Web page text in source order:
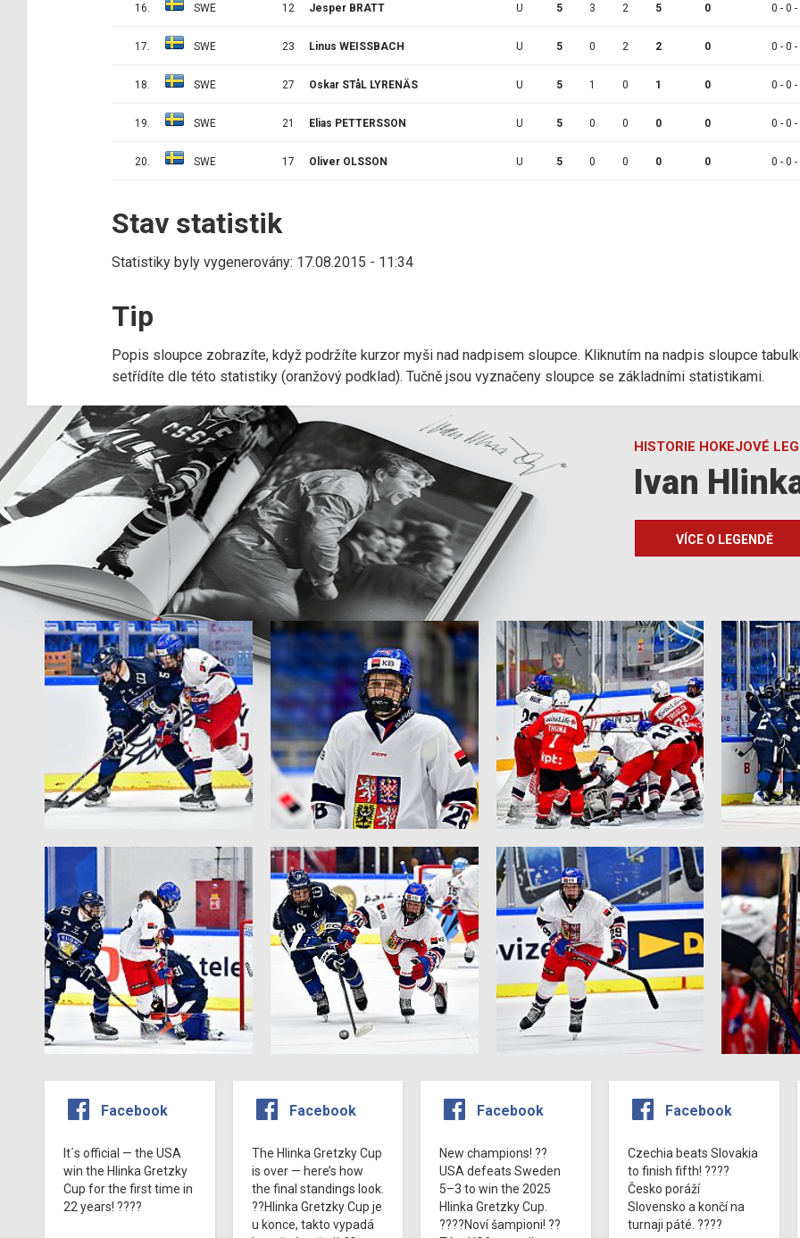
16. SWE 12 Jesper BRATT U 5 3 2 5 0 0 - 0 -
17. SWE 23 Linus WEISSBACH U 5 0 2 2 0 0 - 0 -
18. SWE 27 Oskar STåL LYRENÄS U 5 1 0 1 0 0 - 0 -
19. SWE 21 Elias PETTERSSON U 5 0 0 0 0 0 - 0 -
20. SWE 17 Oliver OLSSON U 5 0 0 0 0 0 - 0 -
Stav statistik
Statistiky byly vygenerovány: 17.08.2015 - 11:34
Tip
Popis sloupce zobrazíte, když podržíte kurzor myši nad nadpisem sloupce. Kliknutím na nadpis sloupce
setřídíte dle této statistiky (oranžový podklad). Tučně jsou vyznačeny sloupce se základními statistikami.
HISTORIE HOKEJOVÉ
Ivan
VÍCE O LEGENDĚ
Facebook
It´s official — the USA
win the Hlinka Gretzky
Cup for the first time in
22 years! ????
Facebook
The Hlinka Gretzky Cup
is over — here’s how
the final standings look.
??Hlinka Gretzky Cup je
u konce, takto vypadá
Facebook
New champions! ??
USA defeats Sweden
5–3 to win the 2025
Hlinka Gretzky Cup.
????Noví šampioni! ??
Facebook
Czechia beats Slovakia
to finish fifth! ????
Česko poráží
Slovensko a končí na
turnaji páté. ????